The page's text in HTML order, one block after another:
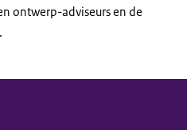
ontwerp-adviseurs en de